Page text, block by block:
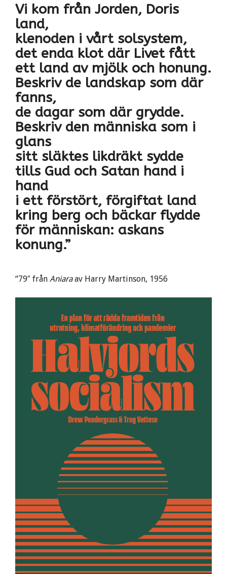
Vi kom från Jorden, Doris
land,
klenoden i vårt solsystem,
det enda klot där Livet fått
ett land av mjölk och honung.
Beskriv de landskap som där
fanns,
de dagar som där grydde.
Beskriv den människa som i
glans
sitt släktes likdräkt sydde
tills Gud och Satan hand i
hand
i ett förstört, förgiftat land
kring berg och bäckar flydde
för människan: askans
konung.”
“79″ från Aniaraav Harry Martinson, 1956